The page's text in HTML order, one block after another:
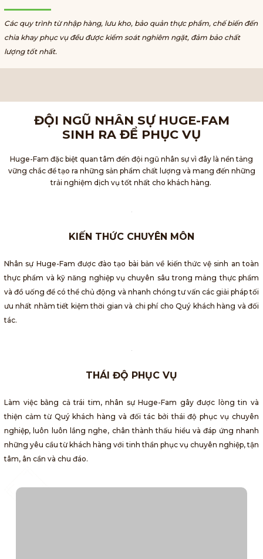
Các quy trình từ nhập hàng, lưu kho, bảo quản thực phẩm, chế biến đến
chia khay phục vụ đều được kiểm soát nghiêm ngặt, đảm bảo chất
lượng tốt nhất.
ĐỘI NGŨ NHÂN SỰ HUGE-FAM
SINH RA ĐỂ PHỤC VỤ
Huge-Fam đặc biệt quan tâm đến đội ngũ nhân sự vì đây là nền tảng
vững chắc để tạo ra những sản phẩm chất lượng và mang đến những
trải nghiệm dịch vụ tốt nhất cho khách hàng.
KIẾN THỨC CHUYÊN MÔN
Nhân sự Huge-Fam được đào tạo bài bản về kiến thức vệ sinh an toàn
thực phẩm và kỹ năng nghiệp vụ chuyên sâu trong mảng thực phẩm
và đồ uống để có thể chủ động và nhanh chóng tư vấn các giải pháp tối
ưu nhất nhằm tiết kiệm thời gian và chi phí cho Quý khách hàng và đối
tác.
THÁI ĐỘ PHỤC VỤ
Làm việc bằng cả trái tim, nhân sự Huge-Fam gây được lòng tin và
thiện cảm từ Quý khách hàng và đối tác bởi thái độ phục vụ chuyên
nghiệp, luôn luôn lắng nghe, chân thành thấu hiểu và đáp ứng nhanh
những yêu cầu từ khách hàng với tinh thần phục vụ chuyên nghiệp, tận
tâm, ân cần và chu đáo.